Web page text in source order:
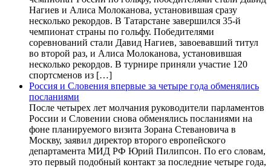
Нагиев и Алиса Молоканова, установившая сразу
несколько рекордов. В Татарстане завершился 35-й
чемпионат страны по гольфу. Победителями
соревнований стали Давид Нагиев, завоевавший титул
во второй раз, и Алиса Молоканова, установившая
несколько рекордов. В турнире приняли участие 120
спортсменов из […]
Россия и Словения впервые за четыре года обменялись
посланиями
После четырех лет молчания руководители парламентов
России и Словении снова обменялись посланиями на
фоне планируемого визита Зорана Стевановича в
Москву, заявил директор второго европейского
департамента МИД РФ Юрий Пилипсон. По его словам,
это первый подобный контакт за последние четыре года,